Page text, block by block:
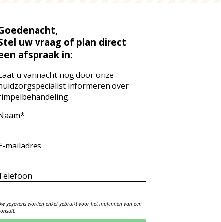
uw vraag of plan direct
afspraak in:
u vannacht nog door onze
informeren over
mailadres
gegevens worden enkel gebruikt voor het inplannen van een